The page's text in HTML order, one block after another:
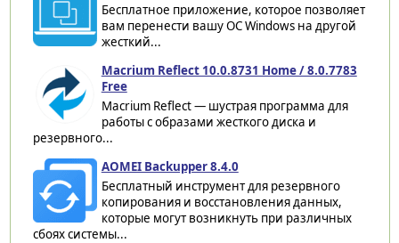
Бесплатное приложение, которое позволяет
вам перенести вашу ОС Windows на другой
жесткий...
Macrium Reflect 10.0.8731 Home / 8.0.7783
Free
Macrium Reflect — шустрая программа для
работы с образами жесткого диска и
резервного...
AOMEI Backupper 8.4.0
Бесплатный инструмент для резервного
копирования и восстановления данных,
которые могут возникнуть при различных
сбоях системы...